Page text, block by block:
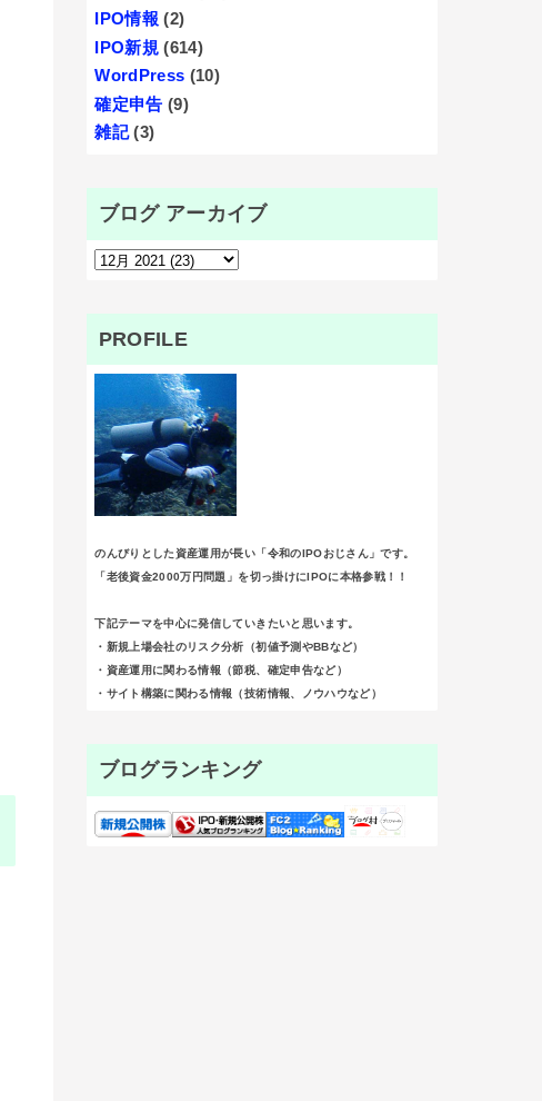
IPO情報 (2)
IPO新規 (614)
WordPress (10)
確定申告 (9)
雑記 (3)
ブログ アーカイブ
PROFILE
のんびりとした資産運用が長い「令和のIPOおじさん」です。
「老後資金2000万円問題」を切っ掛けにIPOに本格参戦！！
下記テーマを中心に発信していきたいと思います。
・新規上場会社のリスク分析（初値予測やBBなど）
・資産運用に関わる情報（節税、確定申告など）
・サイト構築に関わる情報（技術情報、ノウハウなど）
ブログランキング